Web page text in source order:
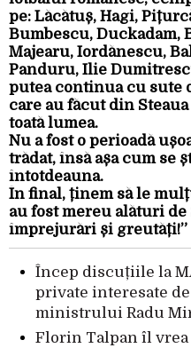
pe: Lăcătuș, Hagi,
Bumbescu, Duckadam,
Majearu, Iordănescu,
Panduru, Ilie
putea continua cu sute
care au făcut din
toată lumea.
Nu a fost o perioadă
trădat, însă așa cum se
întotdeauna.
În final, ținem să le
au fost mereu alături
împrejurări și greutăți!”
Încep discuțiile la
private interesate
ministrului Radu
Florin Talpan îl vrea